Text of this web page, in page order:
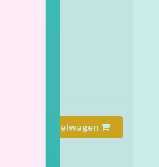
en plaats
aan winkelwagen